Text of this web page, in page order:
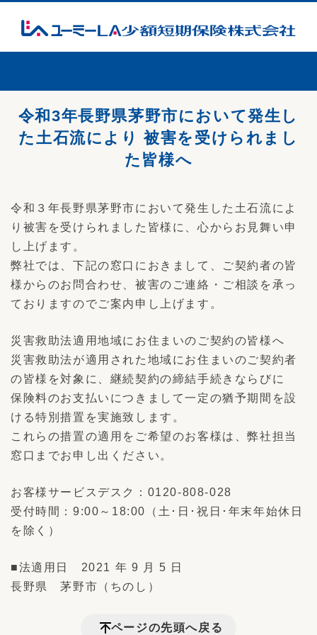
令和3年長野県茅野市において発生し
た土石流により 被害を受けられまし
た皆様へ
令和３年長野県茅野市において発生した土石流によ
り被害を受けられました皆様に、心からお見舞い申
し上げます。
弊社では、下記の窓口におきまして、ご契約者の皆
様からのお問合わせ、被害のご連絡・ご相談を承っ
ておりますのでご案内申し上げます。
災害救助法適用地域にお住まいのご契約の皆様へ
災害救助法が適用された地域にお住まいのご契約者
の皆様を対象に、継続契約の締結手続きならびに
保険料のお支払いにつきまして一定の猶予期間を設
ける特別措置を実施致します。
これらの措置の適用をご希望のお客様は、弊社担当
窓口までお申し出ください。
お客様サービスデスク：0120‐808‐028
受付時間：9:00～18:00（土･日･祝日･年末年始休日
を除く）
■法適用日 2021 年 9 月 5 日
長野県 茅野市（ちのし）
ページの先頭へ戻る